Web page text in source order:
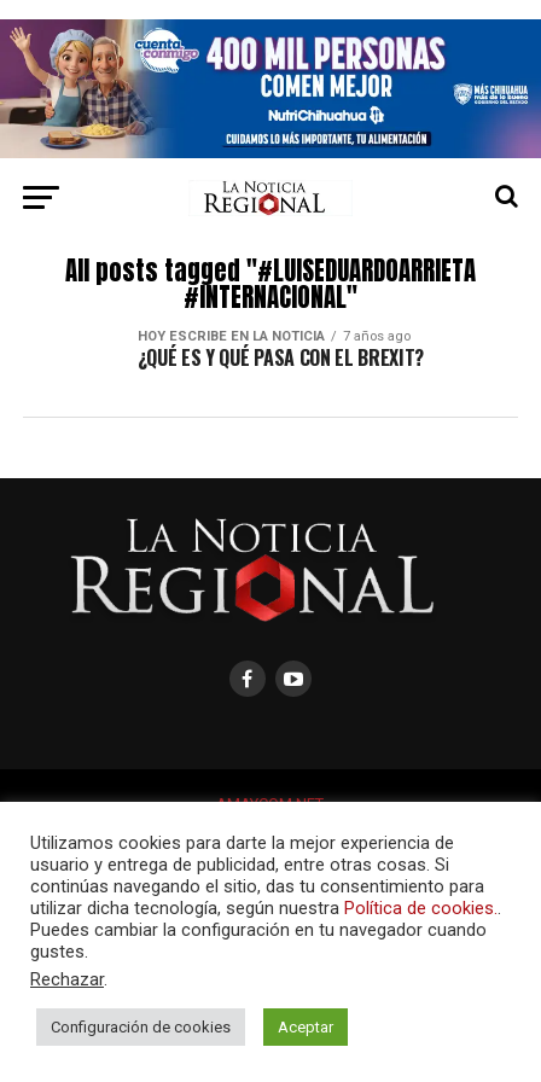
All posts tagged "#LUISEDUARDOARRIETA
#INTERNACIONAL"
HOY ESCRIBE EN LA NOTICIA 7 años ago
¿QUÉ ES Y QUÉ PASA CON EL BREXIT?
AMAYCOM.NET
Utilizamos cookies para darte la mejor experiencia de
usuario y entrega de publicidad, entre otras cosas. Si
continúas navegando el sitio, das tu consentimiento para
utilizar dicha tecnología, según nuestra Política de cookies..
Puedes cambiar la configuración en tu navegador cuando
gustes.
Rechazar.
Configuración de cookies Aceptar